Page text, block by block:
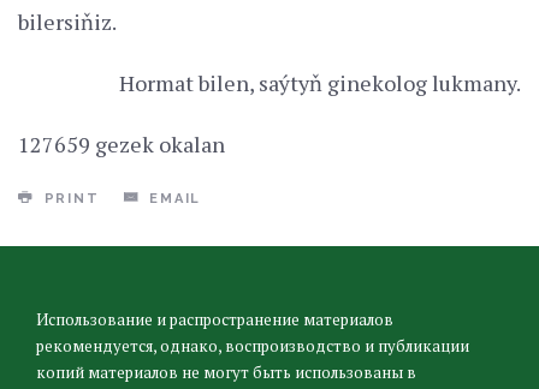
bilersiňiz.
Hormat bilen, saýtyň ginekolog lukmany.
127659 gezek okalan
PRINT EMAIL
Использование и распространение материалов
рекомендуется, однако, воспроизводство и публикации
копий материалов не могут быть использованы в